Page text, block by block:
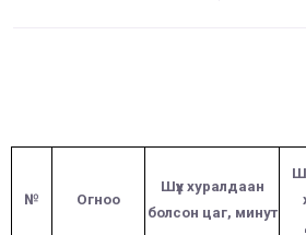
№ Огноо
Шүүх хуралдаан
болсон цаг, минут